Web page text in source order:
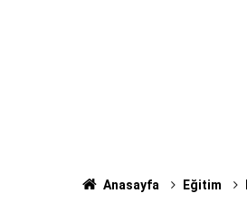
Anasayfa Eğitim